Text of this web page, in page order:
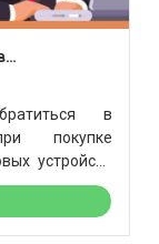
в
покупке
устройств
Ozon или
продают